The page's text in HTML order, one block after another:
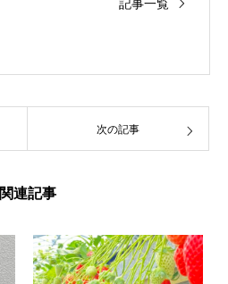
記事一覧
次の記事
関連記事